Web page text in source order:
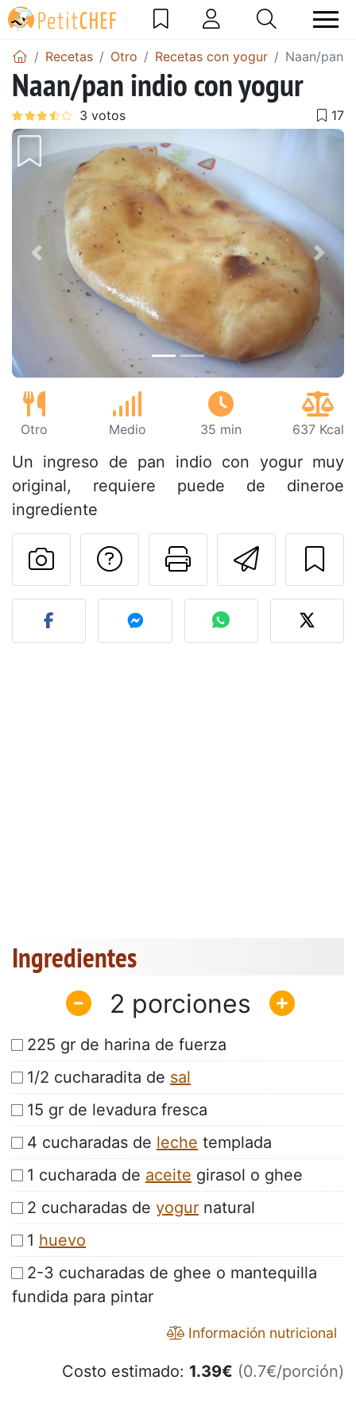
Recetas Otro Recetas con yogur Naan/pan
Naan/pan indio con yogur
Anterior
Otro Medio 35 min 637 Kcal
Un ingreso de pan indio con yogur muy
original, requiere puede de dineroe
ingrediente
Imprimir
Preguntar al autor
Publicar la foto de esta
Ingredientes
2
225 gr de harina de fuerza
1/2 cucharadita de sal
15 gr de levadura fresca
4 cucharadas de leche templada
1 cucharada de aceite girasol o ghee
2 cucharadas de yogur natural
1 huevo
2-3 cucharadas de ghee o mantequilla
fundida para pintar
Información nutricional
Costo estimado: 1.39€ (0.7€/porción)